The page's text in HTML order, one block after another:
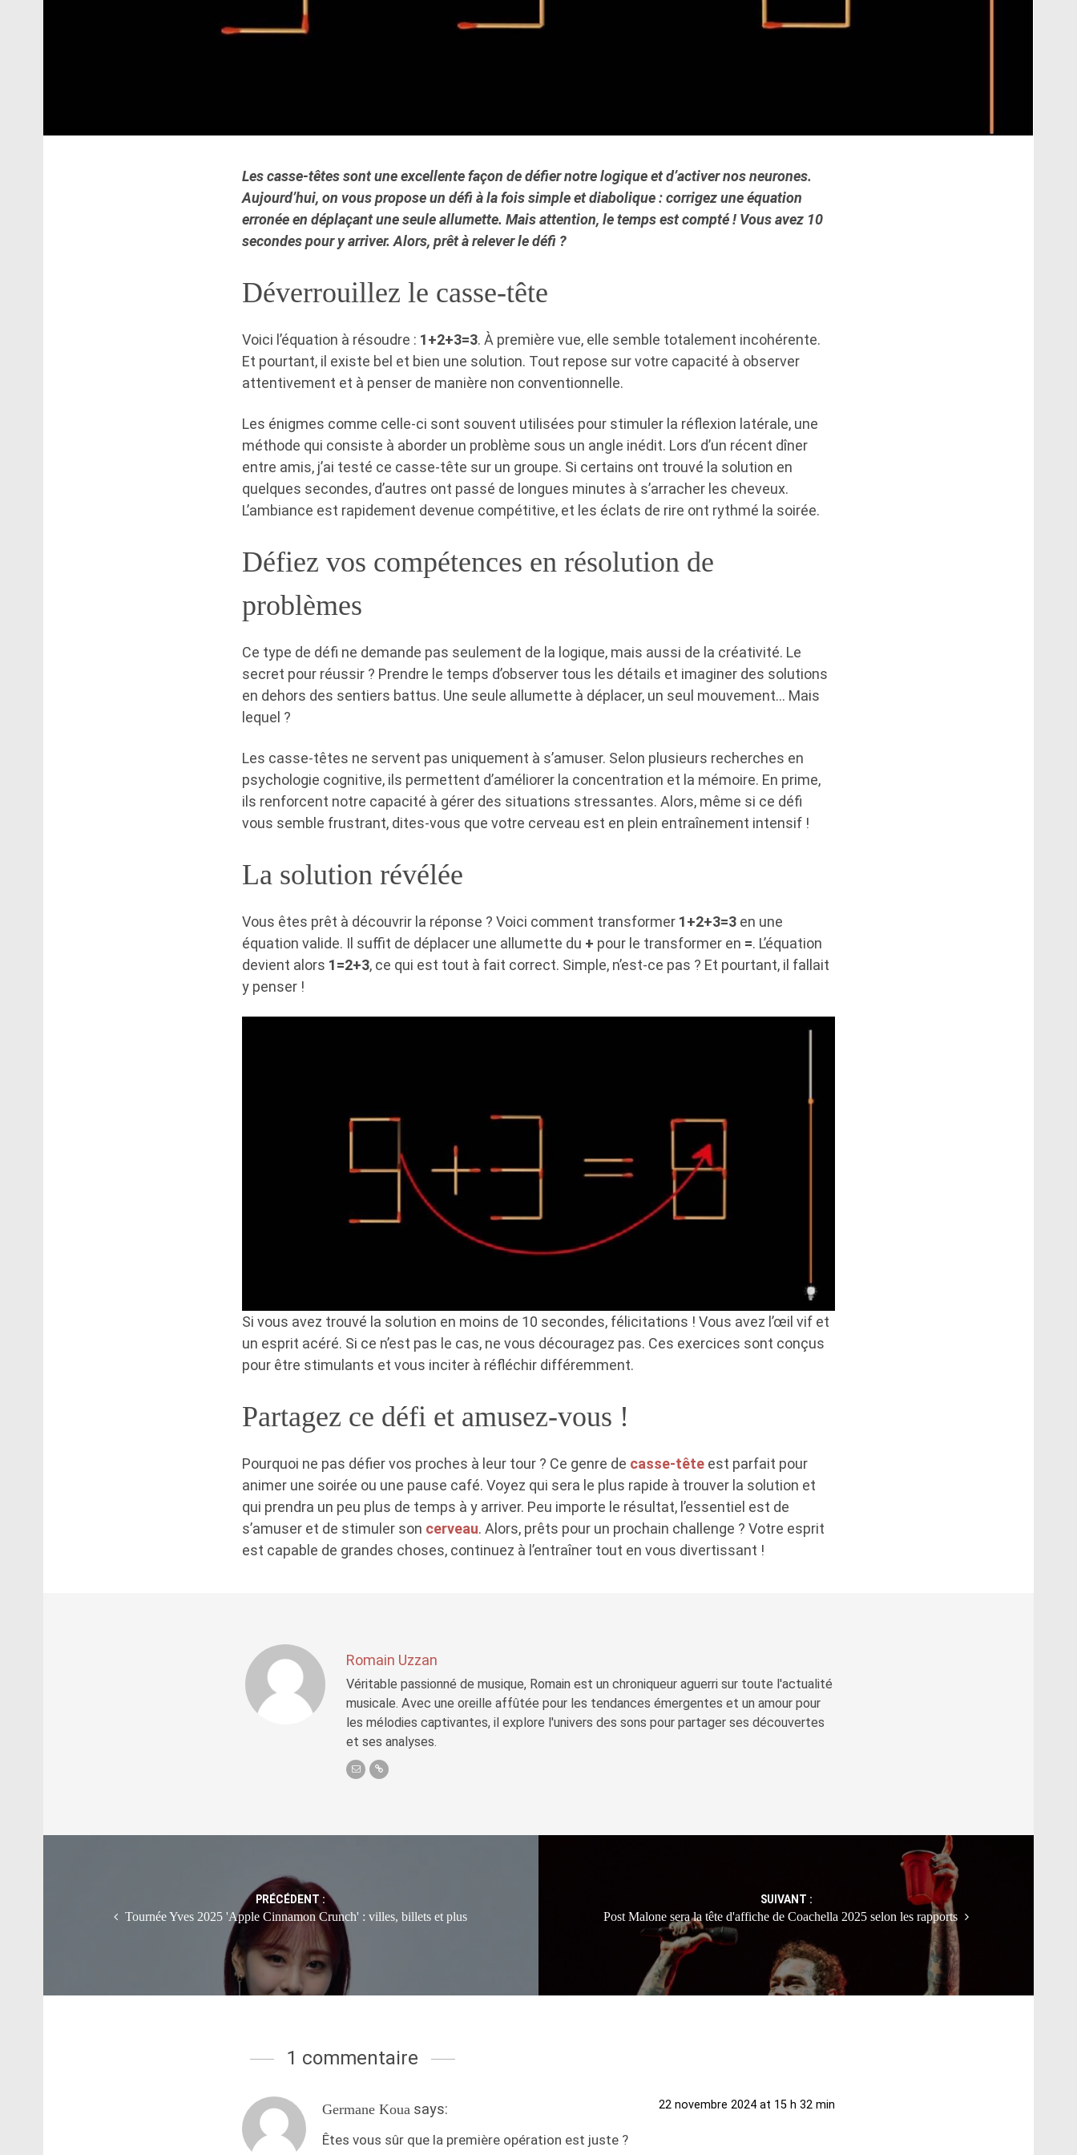
Les casse-têtes sont une excellente façon de défier notre logique et d’activer nos neurones.
Aujourd’hui, on vous propose un défi à la fois simple et diabolique : corrigez une équation
erronée en déplaçant une seule allumette. Mais attention, le temps est compté ! Vous avez 10
secondes pour y arriver. Alors, prêt à relever le défi ?
Déverrouillez le casse-tête
Voici l’équation à résoudre : 1+2+3=3. À première vue, elle semble totalement incohérente.
Et pourtant, il existe bel et bien une solution. Tout repose sur votre capacité à observer
attentivement et à penser de manière non conventionnelle.
Les énigmes comme celle-ci sont souvent utilisées pour stimuler la réflexion latérale, une
méthode qui consiste à aborder un problème sous un angle inédit. Lors d’un récent dîner
entre amis, j’ai testé ce casse-tête sur un groupe. Si certains ont trouvé la solution en
quelques secondes, d’autres ont passé de longues minutes à s’arracher les cheveux.
L’ambiance est rapidement devenue compétitive, et les éclats de rire ont rythmé la soirée.
Défiez vos compétences en résolution de
problèmes
Ce type de défi ne demande pas seulement de la logique, mais aussi de la créativité. Le
secret pour réussir ? Prendre le temps d’observer tous les détails et imaginer des solutions
en dehors des sentiers battus. Une seule allumette à déplacer, un seul mouvement… Mais
lequel ?
Les casse-têtes ne servent pas uniquement à s’amuser. Selon plusieurs recherches en
psychologie cognitive, ils permettent d’améliorer la concentration et la mémoire. En prime,
ils renforcent notre capacité à gérer des situations stressantes. Alors, même si ce défi
vous semble frustrant, dites-vous que votre cerveau est en plein entraînement intensif !
La solution révélée
Vous êtes prêt à découvrir la réponse ? Voici comment transformer 1+2+3=3 en une
équation valide. Il suffit de déplacer une allumette du + pour le transformer en =. L’équation
devient alors 1=2+3, ce qui est tout à fait correct. Simple, n’est-ce pas ? Et pourtant, il fallait
y penser !
Si vous avez trouvé la solution en moins de 10 secondes, félicitations ! Vous avez l’œil vif et
un esprit acéré. Si ce n’est pas le cas, ne vous découragez pas. Ces exercices sont conçus
pour être stimulants et vous inciter à réfléchir différemment.
Partagez ce défi et amusez-vous !
Pourquoi ne pas défier vos proches à leur tour ? Ce genre de casse-tête est parfait pour
animer une soirée ou une pause café. Voyez qui sera le plus rapide à trouver la solution et
qui prendra un peu plus de temps à y arriver. Peu importe le résultat, l’essentiel est de
s’amuser et de stimuler son cerveau. Alors, prêts pour un prochain challenge ? Votre esprit
est capable de grandes choses, continuez à l’entraîner tout en vous divertissant !
Romain Uzzan
Véritable passionné de musique, Romain est un chroniqueur aguerri sur toute l'actualité
musicale. Avec une oreille affûtée pour les tendances émergentes et un amour pour
les mélodies captivantes, il explore l'univers des sons pour partager ses découvertes
et ses analyses.
PRÉCÉDENT :
Tournée Yves 2025 'Apple Cinnamon Crunch' : villes, billets et plus
SUIVANT :
Post Malone sera la tête d'affiche de Coachella 2025 selon les rapports
1 commentaire
Germane Koua says: 22 novembre 2024 at 15 h 32 min
Êtes vous sûr que la première opération est juste ?